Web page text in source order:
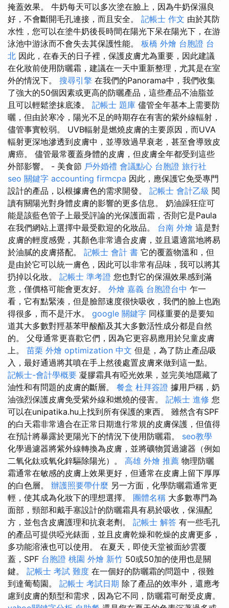
掩蓋效果。 牛奶每天可以多次塗在臉上，因為牛奶保濕良
好，不會斷開毛孔連接，而且安全。 記帳士 作文 由於其防
水性，您可以在塗牛奶後長時間在陽光下呆在陽光下，在游
泳池中游泳而不會失去其保護性能。 板橋 外燴 台胞證 台
北 因此，在春天的日子裡，保護皮膚尤為重要，因此建議
在化妝前使用防曬霜，建議在一天中重新整理，尤其是在室
外的情況下。 搜尋引擎 在我們的Panorama中，我們收集
了強大的50個因素或更高的防曬產品，這些產品不油脂並
且可以輕鬆塗抹底漆。 記帳士 題庫 儘管全年基本上需要防
曬，但由於寒冷，陽光不足的時期存在有害的紫外線輻射，
儘管事實較弱。 UVB輻射是燃燒皮膚的主要原因，而UVA
輻射更深地滲透到皮膚中，並導致過早衰老，甚至會導致皮
膚癌。 儘管最常覆蓋身體的皮膚，但皮膚全年都受到這些
外部影響。 - 美食節 戶外婚禮 會議點心 台胞證 旅行社
seo 關鍵字 accounting firmcpa 因此，應保護它免受專門
設計的產品，以根據膚色的需求開發。 記帳士 會計乙級 閱
讀有關陽光對身體皮膚的影響的更多信息。 奶油躁狂症可
能是該藍色管子上最受評論的光保護面霜，否則它是Paula
在我們網站上選擇中最受歡迎的化妝品。 台南 外燴 這是對
皮膚的輕度感覺，其顏色非常適合皮膚，並且還適當地將易
於油膩的皮膚搭配。 記帳士 會計 書 它的覆蓋物溫和，但
是由於它可以統一膚色，因此可以非常有品味，我可以將其
扔掉以化妝。 記帳士 準考證 您也對它的保濕效果感到滿
意，僅價格可能會更友好。 外燴 嘉義 台胞證台中 乍一
看，它有點緊湊，但是臉部速度很快吸收，我們的臉上也跑
得很多，而不是汗水。 google 關鍵字 同樣重要的是要知
道其大多數對羥基苯甲酸酯及其大多數活性成分都是自然
的。 父母通常更喜歡它們，因為它更容易應用於兒童皮膚
上。 苗栗 外燴 optimization 中文 但是，為了防止產品吸
入，最好通過將其噴在手上然後處置皮膚來做到這一點。
記帳士-會計學概要 凝膠霜具有啞光效果，並完美地隱藏了
油性和有問題的皮膚的斷層。 餐盒 杜拜簽證 據用戶稱，奶
油強烈保護皮膚免受紫外線和燃燒的侵害。 記帳士 進修 您
可以在unipatika.hu上找到所有保護的東西。 雖然含有SPF
的白天霜非常適合在正常日期進行常規的皮膚保護，但值得
在預計將暴露於更陽光下的情況下使用防曬霜。 seo教學
化學過濾器將紫外線轉換為皮膚，並將礦物質過濾器（例如
二氧化鈦或氧化鋅驅除陽光）。 高雄 外燴 推薦 物理防曬
霜通常在敏感的皮膚上效果更好，但通常在皮膚上留下厚厚
的白色層。 辦護照要帶什麼 另一方面，化學防曬霜通常更
輕，使其成為化妝下的理想選擇。 團體名稱 大多數專門為
面部，頸部和戴手塞設計的防曬霜具有易於吸收，保濕配
方，並包含皮膚護理和抗衰老劑。 記帳士 解答 有一些毛孔
的產品可提供啞光錶面，並且皮膚乾燥和乾燥的皮膚更多，
多功能溶液也可以使用。 在夏天，即使天堂被面紗雲覆
蓋，SPF 台胞證 桃園 外燴 新竹 50或50加的使用也是關
鍵。 記帳士 考試 難度 在一個好的防曬霜的問題中，很難
到達葡萄園。 記帳士 考試日期 除了產品的效率外，還應考
慮到皮膚的類型和需求，因為它不同，防曬霜可耐受皮膚。